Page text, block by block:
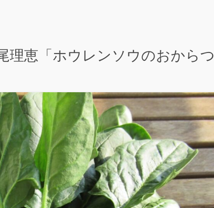
理恵「ホウレンソウのおからつ